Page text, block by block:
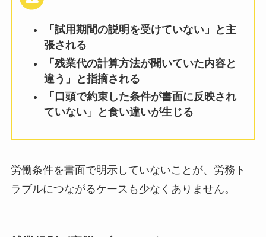
「試用期間の説明を受けていない」と主
張される
「残業代の計算方法が聞いていた内容と
違う」と指摘される
「口頭で約束した条件が書面に反映され
ていない」と食い違いが生じる
労働条件を書面で明示していないことが、労務ト
ラブルにつながるケースも少なくありません。